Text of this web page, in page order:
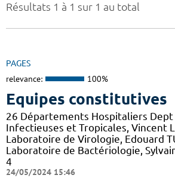
Résultats 1 à 1 sur 1 au total
PAGES
relevance: 100%
Equipes constitutives
26 Départements Hospitaliers Dept
Infectieuses et Tropicales, Vincent
Laboratoire de Virologie, Edouard
Laboratoire de Bactériologie,
4
24/05/2024 15:46